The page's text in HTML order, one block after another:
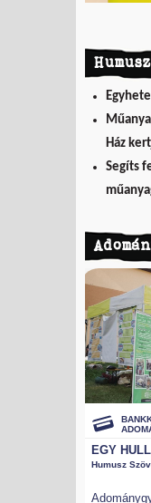
Ház
Segíts